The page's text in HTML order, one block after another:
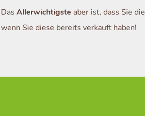
Das Allerwichtigste aber ist, dass Sie die
wenn Sie diese bereits verkauft haben!